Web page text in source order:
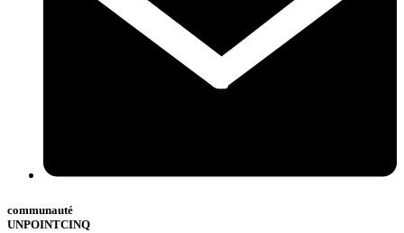
communauté
UNPOINTCINQ